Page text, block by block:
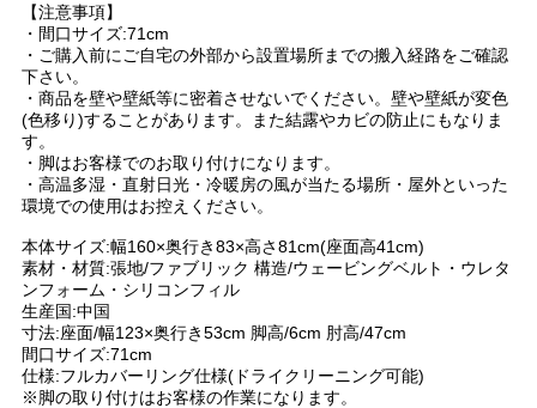
【注意事項】
・間口サイズ:71cm
・ご購入前にご自宅の外部から設置場所までの搬入経路をご確認
下さい。
・商品を壁や壁紙等に密着させないでください。壁や壁紙が変色
(色移り)することがあります。また結露やカビの防止にもなりま
す。
・脚はお客様でのお取り付けになります。
・高温多湿・直射日光・冷暖房の風が当たる場所・屋外といった
環境での使用はお控えください。
本体サイズ:幅160×奥行き83×高さ81cm(座面高41cm)
素材・材質:張地/ファブリック 構造/ウェービングベルト・ウレタ
ンフォーム・シリコンフィル
生産国:中国
寸法:座面/幅123×奥行き53cm 脚高/6cm 肘高/47cm
間口サイズ:71cm
仕様:フルカバーリング仕様(ドライクリーニング可能)
※脚の取り付けはお客様の作業になります。